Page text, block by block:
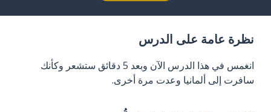
نظرة عامة على الدرس
انغمس في هذا الدرس الآن وبعد 5 دقائق ستشعر وكأنك
سافرت إلى ألمانيا وعدت مرة أخرى.